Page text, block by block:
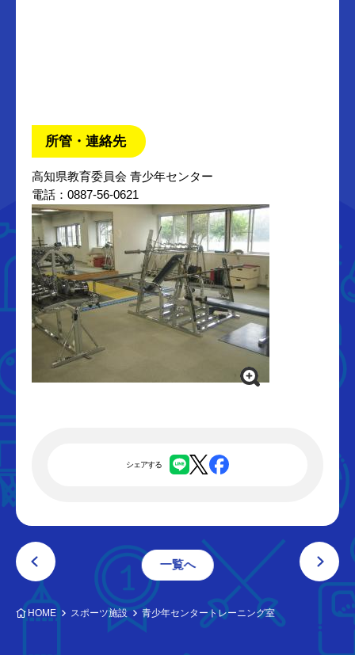
所管・連絡先
高知県教育委員会 青少年センター
電話：0887-56-0621
シェアする
一覧へ
HOME スポーツ施設 青少年センタートレーニング室